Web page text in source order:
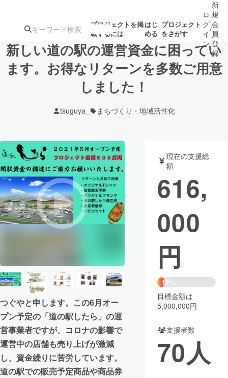
プロジェクトを掲
載するには
はじ
める
プロジェクト
をさがす
注目の新着プロ募集終了が近いプ
テクノロジー・ガジェット
映像・映画 書籍・雑誌
ビジネス・起業 チャレンジ
CAMPFIRE for Social Good
CAMPFIRE Creation
CAMPFIREふるさと納税
コミュニティ
ロ
グ
イ
ン
/
新
規
会
員
登
録
新しい道の駅の運営資金に困ってい
ます。お得なリターンを多数ご用意
しました！
tsuguya_ まちづくり・地域活性化
つぐやと申します。この6月オー
プン予定の「道の駅したら」の運
営事業者ですが、コロナの影響で
運営中の店舗も売り上げが激減
し、資金繰りに苦労しています。
道の駅での販売予定商品や商品券
現在の支援総
額
616,
000
円
12%
目標金額は
5,000,000円
支援者数
70人